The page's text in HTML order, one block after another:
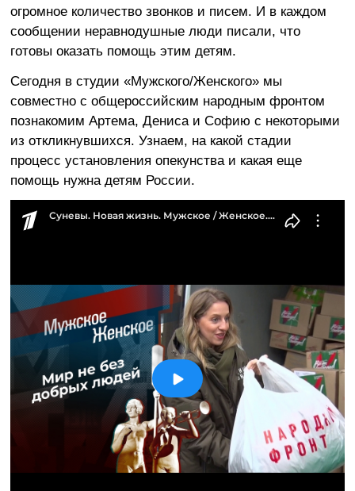
огромное количество звонков и писем. И в каждом
сообщении неравнодушные люди писали, что
готовы оказать помощь этим детям.
Сегодня в студии «Мужского/Женского» мы
совместно с общероссийским народным фронтом
познакомим Артема, Дениса и Софию с некоторыми
из откликнувшихся. Узнаем, на какой стадии
процесс установления опекунства и какая еще
помощь нужна детям России.